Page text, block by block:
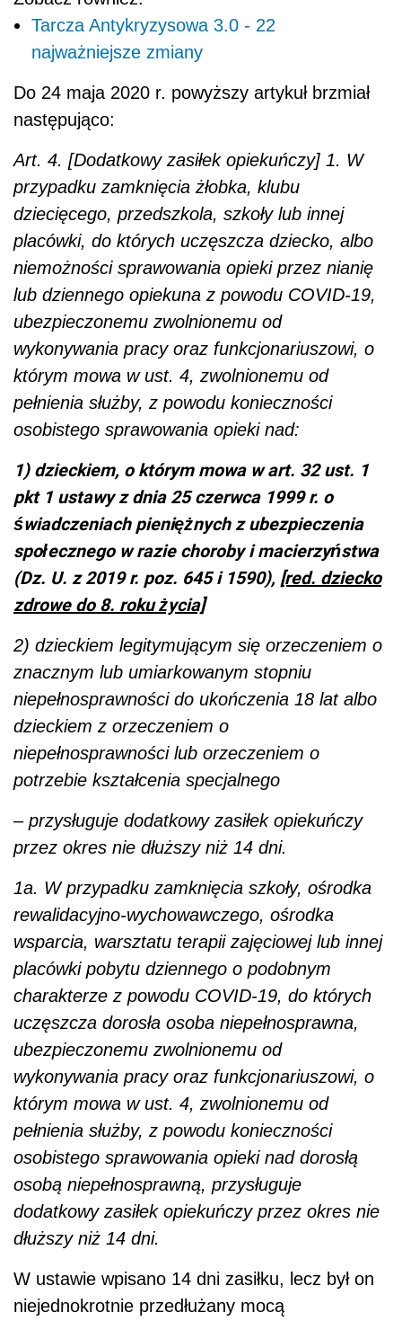
Tarcza Antykryzysowa 3.0 - 22
najważniejsze zmiany
Do 24 maja 2020 r. powyższy artykuł brzmiał
następująco:
Art. 4. [Dodatkowy zasiłek opiekuńczy] 1. W
przypadku zamknięcia żłobka, klubu
dziecięcego, przedszkola, szkoły lub innej
placówki, do których uczęszcza dziecko, albo
niemożności sprawowania opieki przez nianię
lub dziennego opiekuna z powodu COVID-19,
ubezpieczonemu zwolnionemu od
wykonywania pracy oraz funkcjonariuszowi, o
którym mowa w ust. 4, zwolnionemu od
pełnienia służby, z powodu konieczności
osobistego sprawowania opieki nad:
1) dzieckiem, o którym mowa w art. 32 ust. 1
pkt 1 ustawy z dnia 25 czerwca 1999 r. o
świadczeniach pieniężnych z ubezpieczenia
społecznego w razie choroby i macierzyństwa
(Dz. U. z 2019 r. poz. 645 i 1590), [red. dziecko
zdrowe do 8. roku życia]
2) dzieckiem legitymującym się orzeczeniem o
znacznym lub umiarkowanym stopniu
niepełnosprawności do ukończenia 18 lat albo
dzieckiem z orzeczeniem o
niepełnosprawności lub orzeczeniem o
potrzebie kształcenia specjalnego
– przysługuje dodatkowy zasiłek opiekuńczy
przez okres nie dłuższy niż 14 dni.
1a. W przypadku zamknięcia szkoły, ośrodka
rewalidacyjno-wychowawczego, ośrodka
wsparcia, warsztatu terapii zajęciowej lub innej
placówki pobytu dziennego o podobnym
charakterze z powodu COVID-19, do których
uczęszcza dorosła osoba niepełnosprawna,
ubezpieczonemu zwolnionemu od
wykonywania pracy oraz funkcjonariuszowi, o
którym mowa w ust. 4, zwolnionemu od
pełnienia służby, z powodu konieczności
osobistego sprawowania opieki nad dorosłą
osobą niepełnosprawną, przysługuje
dodatkowy zasiłek opiekuńczy przez okres nie
dłuższy niż 14 dni.
W ustawie wpisano 14 dni zasiłku, lecz był on
niejednokrotnie przedłużany mocą